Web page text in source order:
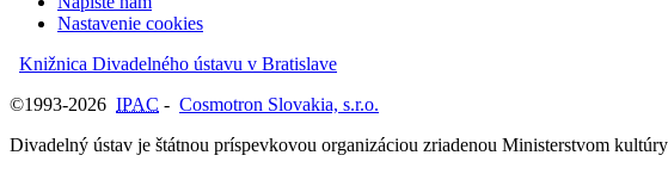
Nastavenie cookies
Knižnica Divadelného ústavu v Bratislave
©1993-2026 IPAC - Cosmotron Slovakia, s.r.o.
Divadelný ústav je štátnou príspevkovou organizáciou zriadenou Ministerstvom